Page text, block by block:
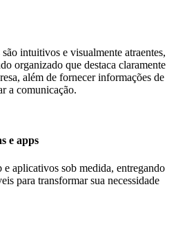
intuitivos e visualmente atraentes,
organizado que destaca claramente
além de fornecer informações de
a comunicação.
e apps
aplicativos sob medida, entregando
para transformar sua necessidade